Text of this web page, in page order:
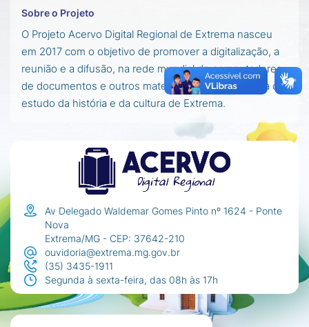
Sobre o Projeto
O Projeto Acervo Digital Regional de Extrema nasceu
em 2017 com o objetivo de promover a digitalização, a
reunião e a difusão, na rede mundial de computadores,
de documentos e outros materiais importantes para o
estudo da história e da cultura de Extrema.
Av Delegado Waldemar Gomes Pinto nº 1624 - Ponte
Nova
Extrema/MG - CEP: 37642-210
ouvidoria@extrema.mg.gov.br
(35) 3435-1911
Segunda à sexta-feira, das 08h às 17h